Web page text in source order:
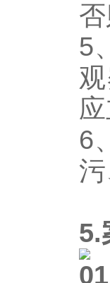
5
6
5.